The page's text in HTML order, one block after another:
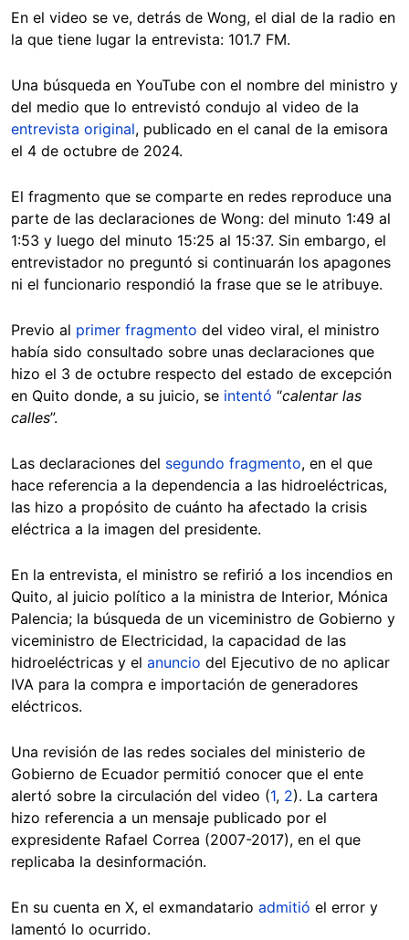
En el video se ve, detrás de Wong, el dial de la radio en
la que tiene lugar la entrevista: 101.7 FM.
Una búsqueda en YouTube con el nombre del ministro y
del medio que lo entrevistó condujo al video de la
entrevista original, publicado en el canal de la emisora
el 4 de octubre de 2024.
El fragmento que se comparte en redes reproduce una
parte de las declaraciones de Wong: del minuto 1:49 al
1:53 y luego del minuto 15:25 al 15:37. Sin embargo, el
entrevistador no preguntó si continuarán los apagones
ni el funcionario respondió la frase que se le atribuye.
Previo al primer fragmento del video viral, el ministro
había sido consultado sobre unas declaraciones que
hizo el 3 de octubre respecto del estado de excepción
en Quito donde, a su juicio, se intentó “calentar las
calles”.
Las declaraciones del segundo fragmento, en el que
hace referencia a la dependencia a las hidroeléctricas,
las hizo a propósito de cuánto ha afectado la crisis
eléctrica a la imagen del presidente.
En la entrevista, el ministro se refirió a los incendios en
Quito, al juicio político a la ministra de Interior, Mónica
Palencia; la búsqueda de un viceministro de Gobierno y
viceministro de Electricidad, la capacidad de las
hidroeléctricas y el anuncio del Ejecutivo de no aplicar
IVA para la compra e importación de generadores
eléctricos.
Una revisión de las redes sociales del ministerio de
Gobierno de Ecuador permitió conocer que el ente
alertó sobre la circulación del video (1, 2). La cartera
hizo referencia a un mensaje publicado por el
expresidente Rafael Correa (2007-2017), en el que
replicaba la desinformación.
En su cuenta en X, el exmandatario admitió el error y
lamentó lo ocurrido.